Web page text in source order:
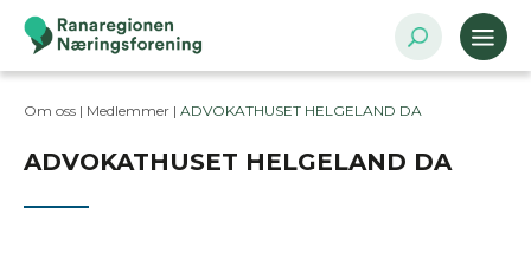
Om oss | Medlemmer | ADVOKATHUSET HELGELAND DA
ADVOKATHUSET HELGELAND DA